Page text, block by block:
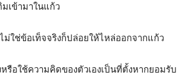
เข้ามาในแก้ว
ใช่ข้อเท็จจริงก็ปล่อยให้ไหล่ออกจากแก้ว
รือใช้ความคิดของตัวเองเป็นที่ตั้งหากยอมรับ